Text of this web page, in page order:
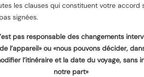
les clauses qui constituent votre accord
signées.
pas responsable des changements
l’appareil» ou «nous pouvons décider,
l’itinéraire et la date du voyage, sans
notre part»